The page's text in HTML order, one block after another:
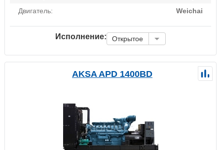
Двигатель:
Weichai
Исполнение: Открытое
AKSA APD 1400BD